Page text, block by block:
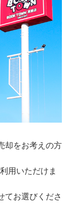
却をお考えの方
用いただけま
てお選びくださ